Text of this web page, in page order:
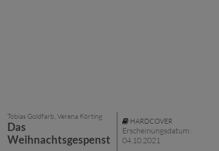
Tobias Goldfarb, Verena Körting
Das
Weihnachtsgespenst
HARDCOVER
Erscheinungsdatum:
04.10.2021